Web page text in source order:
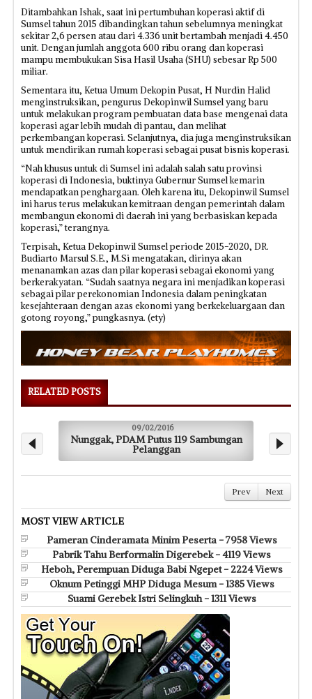
Ditambahkan Ishak, saat ini pertumbuhan koperasi aktif di
Sumsel tahun 2015 dibandingkan tahun sebelumnya meningkat
sekitar 2,6 persen atau dari 4.336 unit bertambah menjadi 4.450
unit. Dengan jumlah anggota 600 ribu orang dan koperasi
mampu membukukan Sisa Hasil Usaha (SHU) sebesar Rp 500
miliar.
Sementara itu, Ketua Umum Dekopin Pusat, H Nurdin Halid
menginstruksikan, pengurus Dekopinwil Sumsel yang baru
untuk melakukan program pembuatan data base mengenai data
koperasi agar lebih mudah di pantau, dan melihat
perkembangan koperasi. Selanjutnya, dia juga menginstruksikan
untuk mendirikan rumah koperasi sebagai pusat bisnis koperasi.
“Nah khusus untuk di Sumsel ini adalah salah satu provinsi
koperasi di Indonesia, buktinya Gubernur Sumsel kemarin
mendapatkan penghargaan. Oleh karena itu, Dekopinwil Sumsel
ini harus terus melakukan kemitraan dengan pemerintah dalam
membangun ekonomi di daerah ini yang berbasiskan kepada
koperasi,” terangnya.
Terpisah, Ketua Dekopinwil Sumsel periode 2015-2020, DR.
Budiarto Marsul S.E., M.Si mengatakan, dirinya akan
menanamkan azas dan pilar koperasi sebagai ekonomi yang
berkerakyatan. “Sudah saatnya negara ini menjadikan koperasi
sebagai pilar perekonomian Indonesia dalam peningkatan
kesejahteraan dengan azas ekonomi yang berkekeluargaan dan
gotong royong,” pungkasnya. (ety)
RELATED POSTS
09/02/2016
Nunggak, PDAM Putus 119 Sambungan
Pelanggan
Prev Next
MOST VIEW ARTICLE
Pameran Cinderamata Minim Peserta - 7958 Views
Pabrik Tahu Berformalin Digerebek - 4119 Views
Heboh, Perempuan Diduga Babi Ngepet - 2224 Views
Oknum Petinggi MHP Diduga Mesum - 1385 Views
Suami Gerebek Istri Selingkuh - 1311 Views